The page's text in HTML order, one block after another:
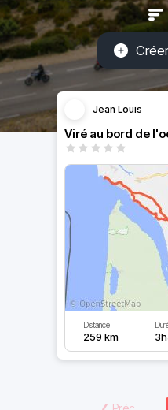
Jean Louis
Viré au bord de
Distance
259 km